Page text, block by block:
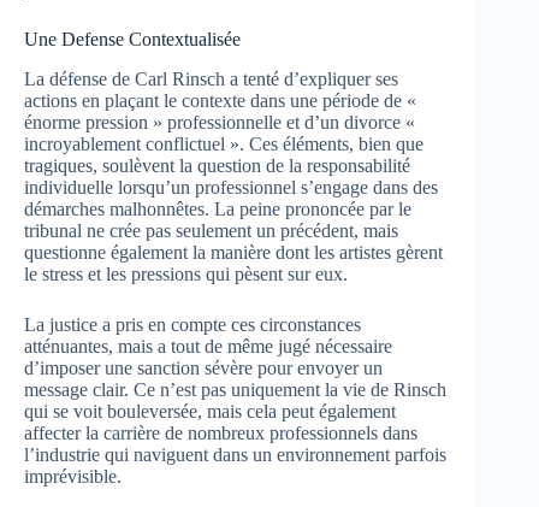
Une Defense Contextualisée
La défense de Carl Rinsch a tenté d’expliquer ses
actions en plaçant le contexte dans une période de «
énorme pression » professionnelle et d’un divorce «
incroyablement conflictuel ». Ces éléments, bien que
tragiques, soulèvent la question de la responsabilité
individuelle lorsqu’un professionnel s’engage dans des
démarches malhonnêtes. La peine prononcée par le
tribunal ne crée pas seulement un précédent, mais
questionne également la manière dont les artistes gèrent
le stress et les pressions qui pèsent sur eux.
La justice a pris en compte ces circonstances
atténuantes, mais a tout de même jugé nécessaire
d’imposer une sanction sévère pour envoyer un
message clair. Ce n’est pas uniquement la vie de Rinsch
qui se voit bouleversée, mais cela peut également
affecter la carrière de nombreux professionnels dans
l’industrie qui naviguent dans un environnement parfois
imprévisible.